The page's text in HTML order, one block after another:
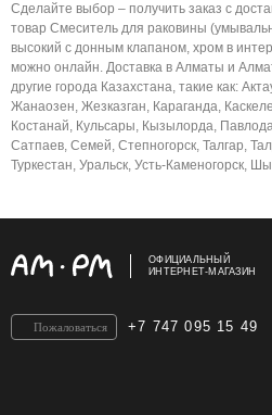
Сделайте выбор – получить заказ с
товар Смеситель для раковины
высокий с донным клапаном, хром в
можно онлайн. Доставка в Алматы и
другие города Казахстана, такие как:
Жанаозен, Жезказган, Караганда,
Костанай, Кульсары, Кызылорда,
Сатпаев, Семей, Степногорск, Талгар,
Туркестан, Уральск, Усть-Каменогорск,
ОФИЦИАЛЬНЫЙ
ИНТЕРНЕТ-МАГАЗИН
+7 747 095 15 49
Пожаловаться